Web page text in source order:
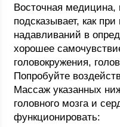
Восточная медицина,
подсказывает, как
надавливаний в
хорошее
головокружения,
Попробуйте
Массаж указанных
головного мозга и
функционировать: